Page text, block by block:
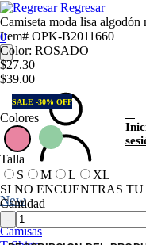
0
New
Polos
Camisas
Regresar
Camiseta moda lisa algodón
Item# OPK-B2011660
Color: ROSADO
$27.30
$39.00
SALE -30% OFF
Colores
Talla
S
M L
XL
SI NO ENCUENTRAS
Cantidad